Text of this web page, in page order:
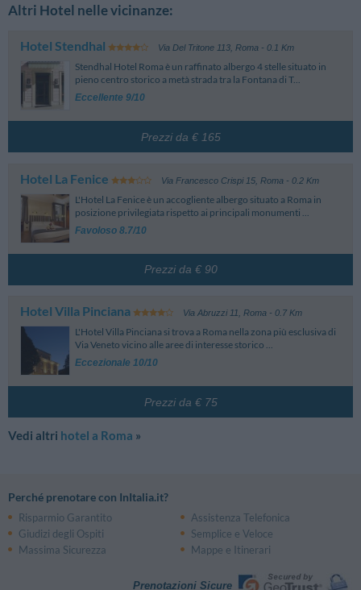
Altri Hotel nelle vicinanze:
Hotel Stendhal Via Del Tritone 113, Roma- 0.1 Km
Stendhal Hotel Roma è un raffinato albergo 4 stelle situato in
pieno centro storico a metà strada tra la Fontana di T...
Eccellente 9/10
Prezzi da € 165
Hotel La Fenice Via Francesco Crispi 15, Roma- 0.2 Km
L'Hotel La Fenice è un accogliente albergo situato a Roma in
posizione privilegiata rispetto ai principali monumenti ...
Favoloso 8.7/10
Prezzi da € 90
Hotel Villa Pinciana Via Abruzzi 11, Roma- 0.7 Km
L'Hotel Villa Pinciana si trova a Roma nella zona più esclusiva di
Via Veneto vicino alle aree di interesse storico ...
Eccezionale 10/10
Prezzi da € 75
Vedi altri hotel a Roma »
Perché prenotare con InItalia.it?
Risparmio Garantito
Assistenza Telefonica
Giudizi degli Ospiti
Semplice e Veloce
Massima Sicurezza
Mappe e Itinerari
Prenotazioni Sicure